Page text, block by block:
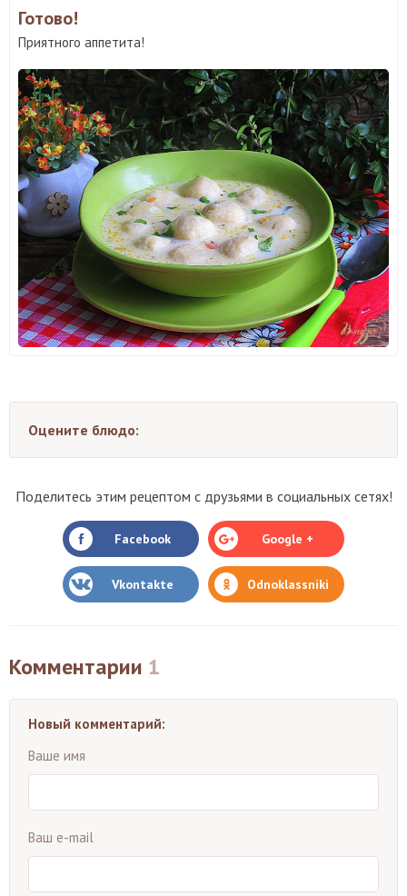
Готово!
Приятного аппетита!
Оцените блюдо:
Поделитесь этим рецептом с друзьями в социальных сетях!
Facebook Google +
Vkontakte Odnoklassniki
Комментарии 1
Новый комментарий:
Ваше имя
Ваш e-mail